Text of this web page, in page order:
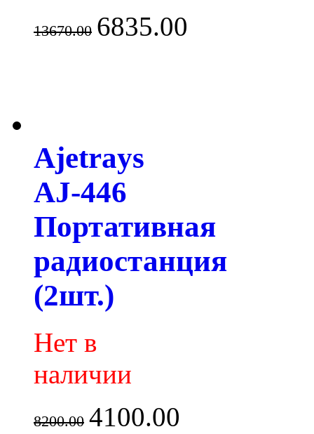
13670.00 6835.00
Ajetrays
AJ-446
Портативная
радиостанция
(2шт.)
Нет в
наличии
8200.00 4100.00